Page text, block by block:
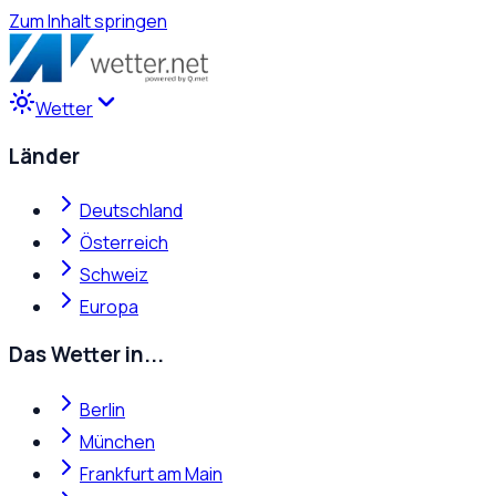
Zum Inhalt springen
Wetter
Länder
Deutschland
Österreich
Schweiz
Europa
Das Wetter in...
Berlin
München
Frankfurt am Main